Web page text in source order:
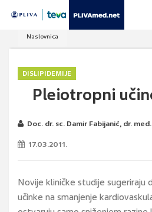
Naslovnica
DISLIPIDEMIJE
Pleiotropni
Doc. dr. sc. Damir Fabijanić, dr.
17.03.2011.
Novije kliničke studije sugeriraju
učinke na smanjenje